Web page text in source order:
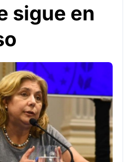
sigue en